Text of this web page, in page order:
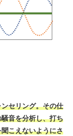
セリング。その仕
音を分析し、打ち
こえないようにさ